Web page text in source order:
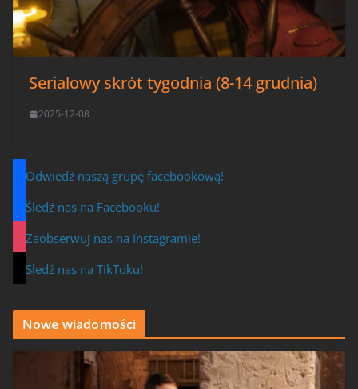
Serialowy skrót tygodnia (8-14 grudnia)
2025-12-08
Odwiedź naszą grupę facebookową!
Śledź nas na Facebooku!
Zaobserwuj nas na Instagramie!
Śledź nas na TikToku!
Nowe wiadomości